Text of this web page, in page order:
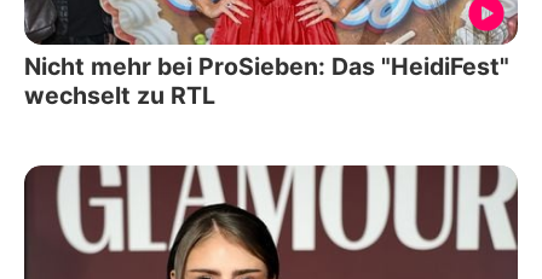
Nicht mehr bei ProSieben: Das "HeidiFest"
wechselt zu RTL